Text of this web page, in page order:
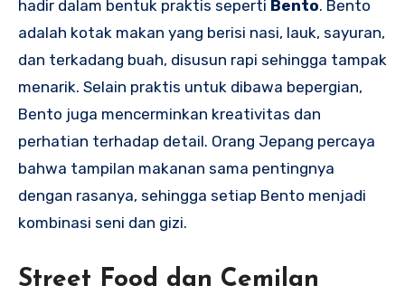
hadir dalam bentuk praktis seperti Bento. Bento
adalah kotak makan yang berisi nasi, lauk, sayuran,
dan terkadang buah, disusun rapi sehingga tampak
menarik. Selain praktis untuk dibawa bepergian,
Bento juga mencerminkan kreativitas dan
perhatian terhadap detail. Orang Jepang percaya
bahwa tampilan makanan sama pentingnya
dengan rasanya, sehingga setiap Bento menjadi
kombinasi seni dan gizi.
Street Food dan Cemilan